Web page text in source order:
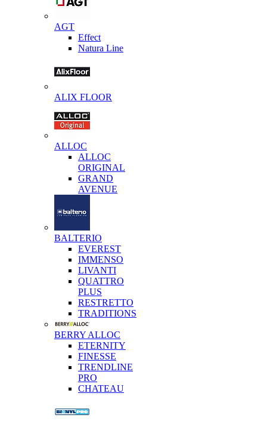
AGT
Effect
Natura Line
ALIX FLOOR
ALLOC
ALLOC
ORIGINAL
GRAND
AVENUE
BALTERIO
EVEREST
IMMENSO
LIVANTI
QUATTRO
PLUS
RESTRETTO
TRADITIONS
BERRY ALLOC
ETERNITY
FINESSE
TRENDLINE
PRO
CHATEAU